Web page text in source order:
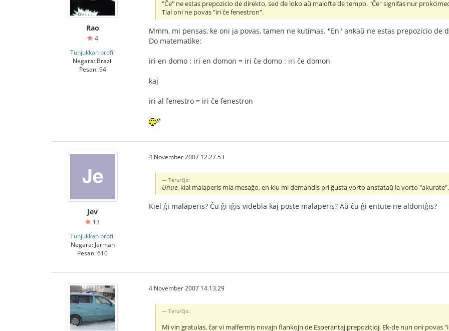
Rao
4
Tunjukkan profil
Negara: Brazil
Pesan: 94
"Ĉe" ne estas prepozicio de direkto, sed de loko aŭ malofte de tempo. "Ĉe" signifas nur
Tial oni ne povas "iri ĉe fenestron".
Mmm, mi pensas, ke oni ja povas, tamen ne kutimas. "En" ankaŭ ne estas prepozicio
Do matematike:
iri en domo : iri en domon = iri ĉe domo : iri ĉe domon
kaj
iri al fenestro = iri ĉe fenestron
Jev
13
Tunjukkan profil
Negara: Jerman
Pesan: 610
4 November 2007 12.27.53
Terurĉjo:
Unue, kial malaperis mia mesaĝo, en kiu mi demandis pri ĝusta vorto anstataŭ la vorto
Kiel ĝi malaperis? Ĉu ĝi iĝis videbla kaj poste malaperis? Aŭ ĉu ĝi entute ne aldoniĝis?
4 November 2007 14.13.29
Terurĉjo:
Mi vin gratulas, ĉar vi malfermis novajn flankojn de Esperantaj prepozicioj. Ek-de nun oni